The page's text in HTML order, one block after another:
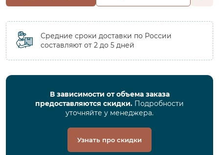
Средние сроки доставки по России
составляют от 2 до 5 дней
В зависимости от объема заказа
предоставляются скидки. Подробности
уточняйте у менеджера.
Узнать про скидки